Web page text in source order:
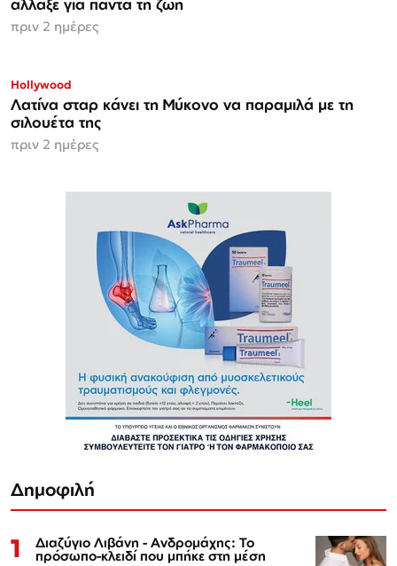
άλλαξε για πάντα τη ζωή
πριν 2 ημέρες
Hollywood
Λατίνα σταρ κάνει τη Μύκονο να παραμιλά με τη
σιλουέτα της
πριν 2 ημέρες
Δημοφιλή
1 Διαζύγιο Λιβάνη - Ανδρομάχης: Το
πρόσωπο-κλειδί που μπήκε στη μέση